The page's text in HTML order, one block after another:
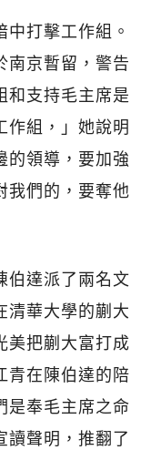
打擊工作組。
南京暫留，警告
和支持毛主席是
作組，」她說明
的領導，要加強
我們的，要奪他
伯達派了兩名文
清華大學的蒯大
美把蒯大富打成
青在陳伯達的陪
是奉毛主席之命
讀聲明，推翻了